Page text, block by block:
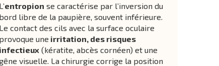
L’entropion se caractérise par l’inversion du
bord libre de la paupière, souvent inférieure.
Le contact des cils avec la surface oculaire
provoque une irritation, des risques
infectieux (kératite, abcès cornéen) et une
visuelle. La chirurgie corrige la position